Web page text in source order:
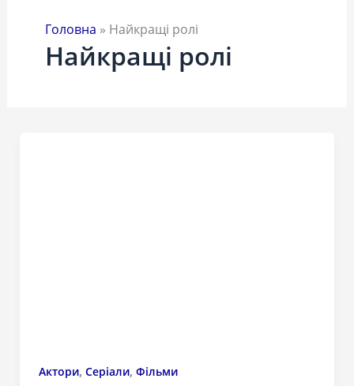
Головна » Найкращі ролі
Найкращі ролі
Актори, Серіали, Фільми